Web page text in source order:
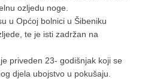
ozljedu noge.
u Općoj bolnici u Šibeniku
te je isti zadržan na
priveden 23- godišnjak koji se
djela ubojstvo u pokušaju.